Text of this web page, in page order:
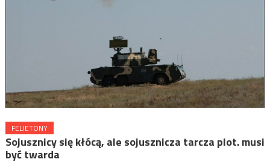
FELIETONY
Sojusznicy się kłócą, ale sojusznicza tarcza plot. musi
być twarda